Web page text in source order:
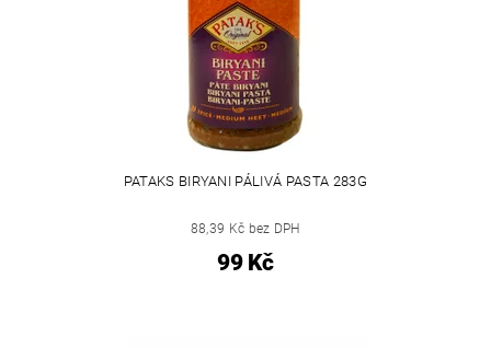
PATAKS BIRYANI PÁLIVÁ PASTA 283G
88,39 Kč bez DPH
99 Kč